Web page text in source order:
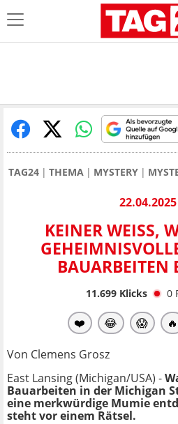
TAG24 THEMA MYSTERY
KEINER WEISS,
EHEIMNISVOLLE
AUARBEITEN
11.699Klicks 0
❤️ 😂 😱 🔥
Von Clemens Grosz
East Lansing (Michigan/USA) -
Bauarbeiten in der Michigan
eine merkwürdige Mumie
steht vor einem Rätsel.